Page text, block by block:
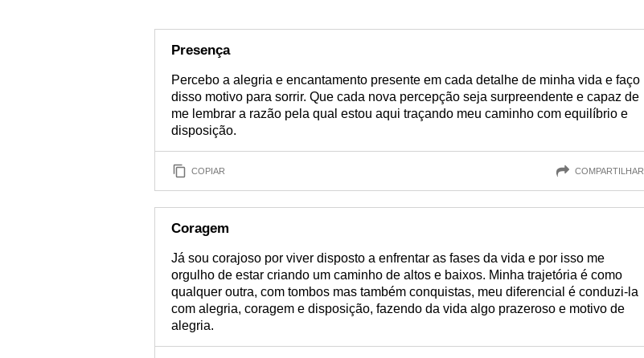
Presença
Percebo a alegria e encantamento presente em cada detalhe de minha vida e faço
disso motivo para sorrir. Que cada nova percepção seja surpreendente e capaz de
me lembrar a razão pela qual estou aqui traçando meu caminho com equilíbrio e
disposição.
COPIAR COMPARTILHAR
Coragem
Já sou corajoso por viver disposto a enfrentar as fases da vida e por isso me
orgulho de estar criando um caminho de altos e baixos. Minha trajetória é como
qualquer outra, com tombos mas também conquistas, meu diferencial é conduzi-la
com alegria, coragem e disposição, fazendo da vida algo prazeroso e motivo de
alegria.